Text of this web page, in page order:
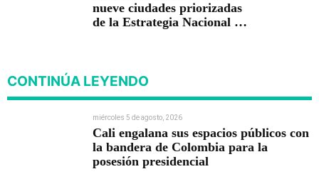
nueve ciudades priorizadas
de la Estrategia Nacional de
CONTINÚA LEYENDO
miércoles 5 de agosto, 2026
Cali engalana sus espacios públicos con
la bandera de Colombia para la
posesión presidencial